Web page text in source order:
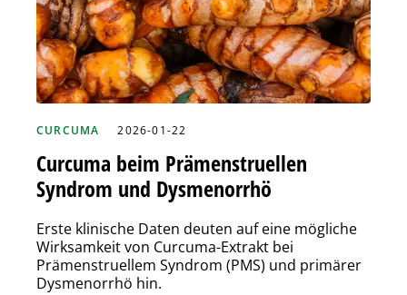
CURCUMA 2026-01-22
Curcuma beim Prämenstruellen
Syndrom und Dysmenorrhö
Erste klinische Daten deuten auf eine mögliche
Wirksamkeit von Curcuma-Extrakt bei
Prämenstruellem Syndrom (PMS) und primärer
Dysmenorrhö hin.